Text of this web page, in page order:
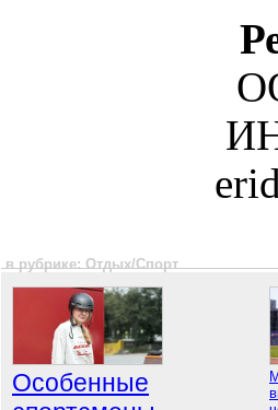
в рубрике: Отдых/Спорт
Особенные